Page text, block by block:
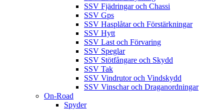
SSV Fjädringar och Chassi
SSV Gps
SSV Hasplåtar och Förstärkningar
SSV Hytt
SSV Last och Förvaring
SSV Speglar
SSV Stötfångare och Skydd
SSV Tak
SSV Vindrutor och Vindskydd
SSV Vinschar och Draganordningar
On-Road
Spyder